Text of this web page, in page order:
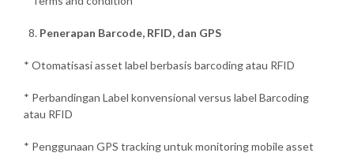
Penerapan Barcode, RFID, dan GPS
* Otomatisasi asset label berbasis barcoding atau RFID
* Perbandingan Label konvensional versus label Barcoding
atau RFID
* Penggunaan GPS tracking untuk monitoring mobile asset